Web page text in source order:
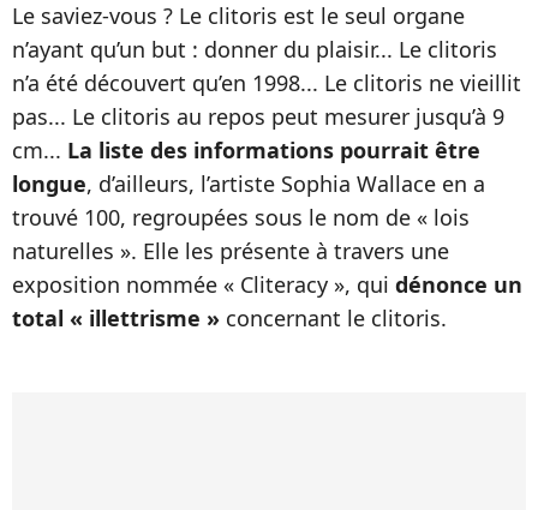
Le saviez-vous ? Le clitoris est le seul organe
n’ayant qu’un but : donner du plaisir... Le clitoris
n’a été découvert qu’en 1998... Le clitoris ne vieillit
pas... Le clitoris au repos peut mesurer jusqu’à 9
cm... La liste des informations pourrait être
longue, d’ailleurs, l’artiste Sophia Wallace en a
trouvé 100, regroupées sous le nom de « lois
naturelles ». Elle les présente à travers une
exposition nommée « Cliteracy », qui dénonce un
total « illettrisme » concernant le clitoris.